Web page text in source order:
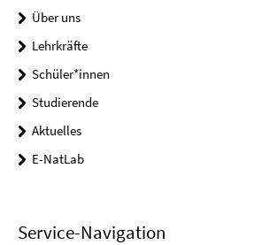
Über uns
Lehrkräfte
Schüler*innen
Studierende
Aktuelles
E-NatLab
Service-Navigation